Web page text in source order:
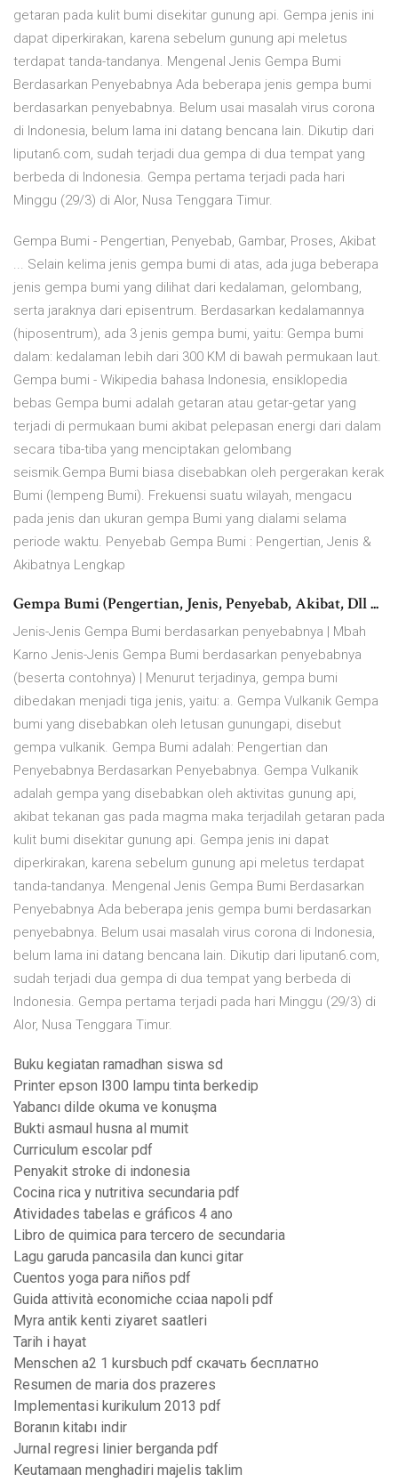
getaran pada kulit bumi disekitar gunung api. Gempa jenis ini
dapat diperkirakan, karena sebelum gunung api meletus
terdapat tanda-tandanya. Mengenal Jenis Gempa Bumi
Berdasarkan Penyebabnya Ada beberapa jenis gempa bumi
berdasarkan penyebabnya. Belum usai masalah virus corona
di Indonesia, belum lama ini datang bencana lain. Dikutip dari
liputan6.com, sudah terjadi dua gempa di dua tempat yang
berbeda di Indonesia. Gempa pertama terjadi pada hari
Minggu (29/3) di Alor, Nusa Tenggara Timur.
Gempa Bumi - Pengertian, Penyebab, Gambar, Proses, Akibat
... Selain kelima jenis gempa bumi di atas, ada juga beberapa
jenis gempa bumi yang dilihat dari kedalaman, gelombang,
serta jaraknya dari episentrum. Berdasarkan kedalamannya
(hiposentrum), ada 3 jenis gempa bumi, yaitu: Gempa bumi
dalam: kedalaman lebih dari 300 KM di bawah permukaan laut.
Gempa bumi - Wikipedia bahasa Indonesia, ensiklopedia
bebas Gempa bumi adalah getaran atau getar-getar yang
terjadi di permukaan bumi akibat pelepasan energi dari dalam
secara tiba-tiba yang menciptakan gelombang
seismik.Gempa Bumi biasa disebabkan oleh pergerakan kerak
Bumi (lempeng Bumi). Frekuensi suatu wilayah, mengacu
pada jenis dan ukuran gempa Bumi yang dialami selama
periode waktu. Penyebab Gempa Bumi : Pengertian, Jenis &
Akibatnya Lengkap
Gempa Bumi (Pengertian, Jenis, Penyebab, Akibat, Dll ...
Jenis-Jenis Gempa Bumi berdasarkan penyebabnya | Mbah
Karno Jenis-Jenis Gempa Bumi berdasarkan penyebabnya
(beserta contohnya) | Menurut terjadinya, gempa bumi
dibedakan menjadi tiga jenis, yaitu: a. Gempa Vulkanik Gempa
bumi yang disebabkan oleh letusan gunungapi, disebut
gempa vulkanik. Gempa Bumi adalah: Pengertian dan
Penyebabnya Berdasarkan Penyebabnya. Gempa Vulkanik
adalah gempa yang disebabkan oleh aktivitas gunung api,
akibat tekanan gas pada magma maka terjadilah getaran pada
kulit bumi disekitar gunung api. Gempa jenis ini dapat
diperkirakan, karena sebelum gunung api meletus terdapat
tanda-tandanya. Mengenal Jenis Gempa Bumi Berdasarkan
Penyebabnya Ada beberapa jenis gempa bumi berdasarkan
penyebabnya. Belum usai masalah virus corona di Indonesia,
belum lama ini datang bencana lain. Dikutip dari liputan6.com,
sudah terjadi dua gempa di dua tempat yang berbeda di
Indonesia. Gempa pertama terjadi pada hari Minggu (29/3) di
Alor, Nusa Tenggara Timur.
Buku kegiatan ramadhan siswa sd
Printer epson l300 lampu tinta berkedip
Yabancı dilde okuma ve konuşma
Bukti asmaul husna al mumit
Curriculum escolar pdf
Penyakit stroke di indonesia
Cocina rica y nutritiva secundaria pdf
Atividades tabelas e gráficos 4 ano
Libro de quimica para tercero de secundaria
Lagu garuda pancasila dan kunci gitar
Cuentos yoga para niños pdf
Guida attività economiche cciaa napoli pdf
Myra antik kenti ziyaret saatleri
Tarih i hayat
Menschen a2 1 kursbuch pdf скачать бесплатно
Resumen de maria dos prazeres
Implementasi kurikulum 2013 pdf
Boranın kitabı indir
Jurnal regresi linier berganda pdf
Keutamaan menghadiri majelis taklim